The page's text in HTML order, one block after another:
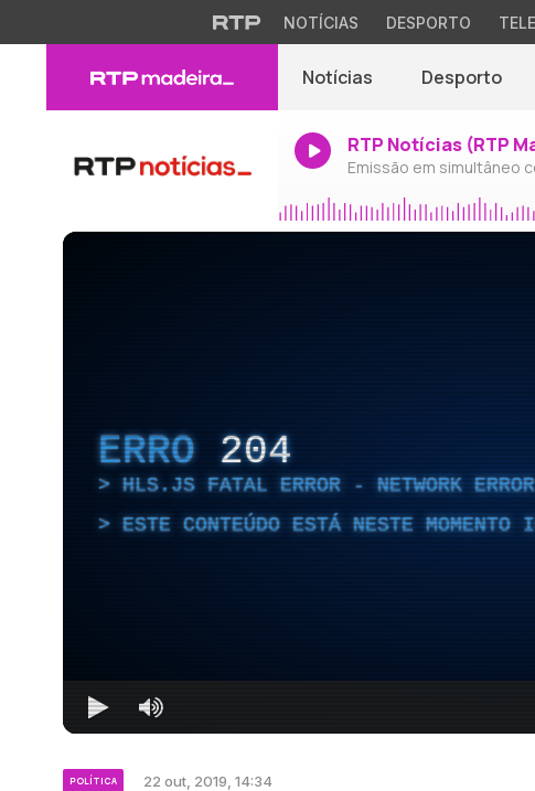
NOTÍCIAS DESPORTO
Notícias Desporto
RTP Notícias (RTP
Emissão em simultâneo
ERRO 204
HLS.JS FATAL ERROR - NETWORK ERROR
ESTE CONTEÚDO ESTÁ NESTE MOMENTO
POLÍTICA 22 out, 2019, 14:34